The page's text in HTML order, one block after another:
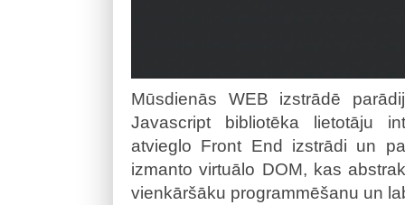
Mūsdienās WEB izstrādē
Javascript bibliotēka lietotāju
atvieglo Front End izstrādi un
izmanto virtuālo DOM, kas
vienkāršāku programmēšanu un